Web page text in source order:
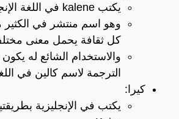
يكتب kalene في اللغة الإنجليزية.
وهو اسم منتشر في الكثير
كل ثقافة يحمل معنى
والاستخدام الشائع له
الترجمة لاسم كالين في
كيرا: